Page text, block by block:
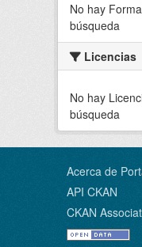
No hay
búsqueda
Licencias
No hay
búsqueda
Acerca de
API CKAN
CKAN